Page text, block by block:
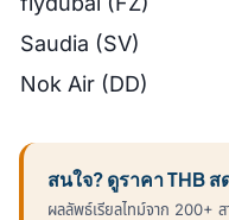
Saudia (SV)
Nok Air (DD)
สนใจ? ดูราคา THB
ผลลัพธ์เรียลไทม์จาก 200+ ส